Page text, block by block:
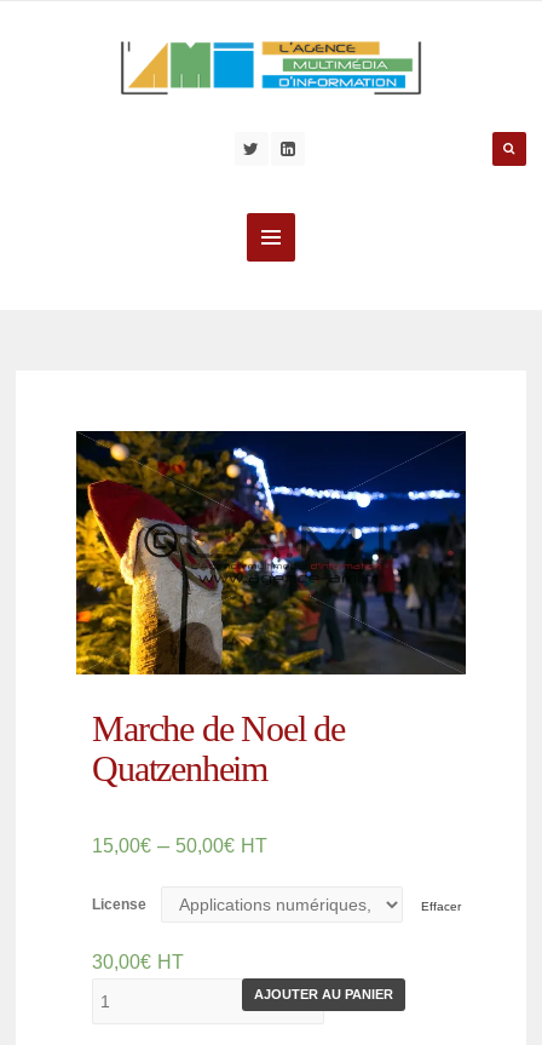
Marche de Noel de
Quatzenheim
15,00€ – 50,00€ HT
License Effacer
30,00€ HT
AJOUTER AU PANIER